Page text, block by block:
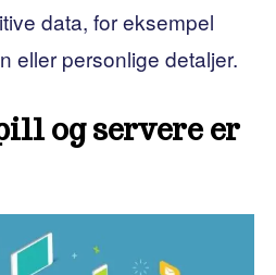
data, for eksempel
eller personlige detaljer.
og servere er